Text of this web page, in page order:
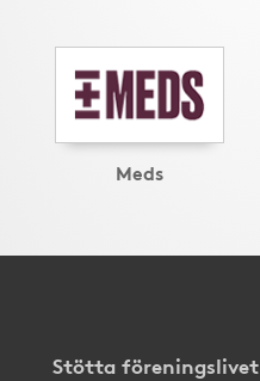
Meds
Stötta föreningslivet